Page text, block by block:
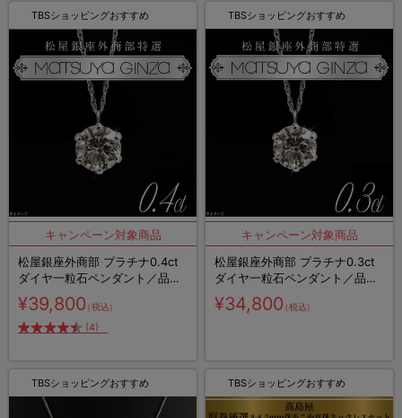
TBSショッピングおすすめ
松屋銀座外商部 プラチナ0.4ct
ダイヤ一粒石ペンダント／品質
保証書・鑑別カード付き
¥39,800（税込）
(4)
TBSショッピングおすすめ
松屋銀座外商部 プラチナ0.3ct
ダイヤ一粒石ペンダント／品質
保証書・鑑別カード付き
¥34,800（税込）
TBSショッピングおすすめ TBSショッピングおすすめ